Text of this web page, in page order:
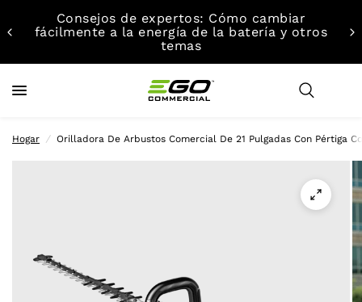
Consejos de expertos: Cómo cambiar
fácilmente a la energía de la batería y otros
temas
Hogar / Orilladora De Arbustos Comercial De 21 Pulgadas Con Pértiga